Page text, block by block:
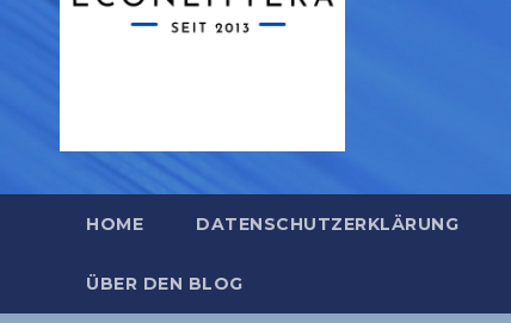
HOME DATENSCHUTZERKLÄRUNG
ÜBER DEN BLOG